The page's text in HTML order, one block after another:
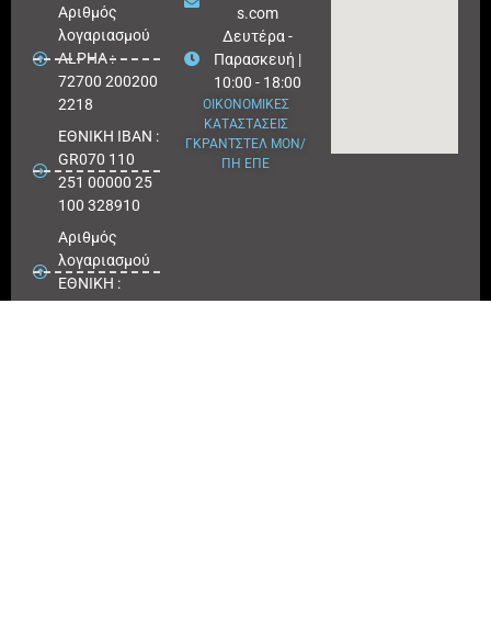
Aριθμός
λογαριασμού
ALPHA :
72700 200200
2218
ΕΘΝΙΚΗ ΙΒΑΝ :
GR070 110
251 00000 25
100 328910
Αριθμός
λογαριασμού
ΕΘΝΙΚΗ :
25100 328910
s.com
Δευτέρα -
Παρασκευή |
10:00 - 18:00
ΟΙΚΟΝΟΜΙΚΕΣ
ΚΑΤΑΣΤΑΣΕΙΣ
ΓΚΡΑΝΤΣΤΕΛ ΜΟΝ/
ΠΗ ΕΠΕ